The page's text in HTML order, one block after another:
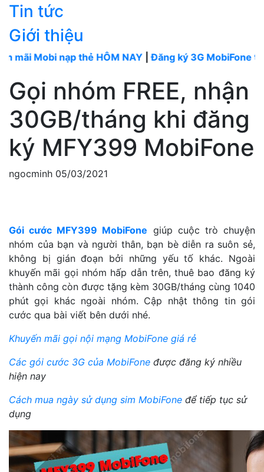
Tin tức
Giới thiệu
nạp thẻ HÔM NAY|Đăng ký 3G MobiFone tháng----
Gọi nhóm FREE, nhận
30GB/tháng khi đăng
ký MFY399 MobiFone
ngocminh 05/03/2021
Gói cước MFY399 MobiFone giúp cuộc trò chuyện
nhóm của bạn và người thân, bạn bè diễn ra suôn sẻ,
không bị gián đoạn bởi những yếu tố khác. Ngoài
khuyến mãi gọi nhóm hấp dẫn trên, thuê bao đăng ký
thành công còn được tặng kèm 30GB/tháng cùng 1040
phút gọi khác ngoài nhóm. Cập nhật thông tin gói
cước qua bài viết bên dưới nhé.
Khuyến mãi gọi nội mạng MobiFone giá rẻ
Các gói cước 3G của MobiFone được đăng ký nhiều
hiện nay
Cách mua ngày sử dụng sim MobiFone để tiếp tục sử
dụng